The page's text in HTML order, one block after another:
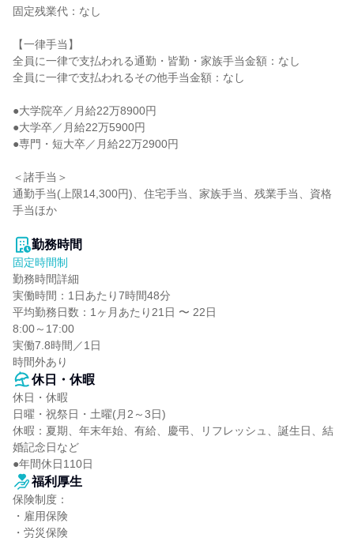
固定残業代：なし
【一律手当】
全員に一律で支払われる通勤・皆勤・家族手当金額：なし
全員に一律で支払われるその他手当金額：なし
●大学院卒／月給22万8900円
●大学卒／月給22万5900円
●専門・短大卒／月給22万2900円
＜諸手当＞
通勤手当(上限14,300円)、住宅手当、家族手当、残業手当、資格
手当ほか
勤務時間
固定時間制
勤務時間詳細
実働時間：1日あたり7時間48分
平均勤務日数：1ヶ月あたり21日 〜 22日
8:00～17:00
実働7.8時間／1日
時間外あり
休日・休暇
休日・休暇
日曜・祝祭日・土曜(月2～3日)
休暇：夏期、年末年始、有給、慶弔、リフレッシュ、誕生日、結
婚記念日など
●年間休日110日
福利厚生
保険制度：
・雇用保険
・労災保険